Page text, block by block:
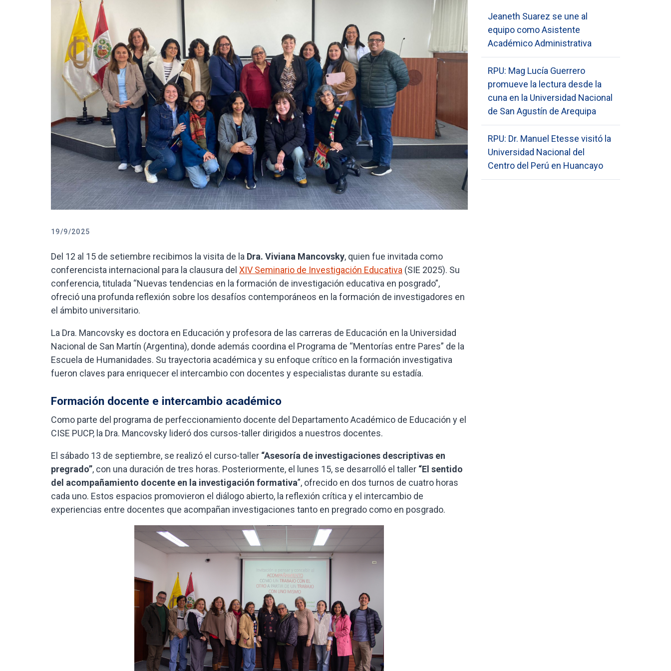
19/9/2025
Del 12 al 15 de setiembre recibimos la visita de la Dra. Viviana Mancovsky, quien fue invitada como
conferencista internacional para la clausura del XIV Seminario de Investigación Educativa (SIE 2025). Su
conferencia, titulada “Nuevas tendencias en la formación de investigación educativa en posgrado”,
ofreció una profunda reflexión sobre los desafíos contemporáneos en la formación de investigadores en
el ámbito universitario.
La Dra. Mancovsky es doctora en Educación y profesora de las carreras de Educación en la Universidad
Nacional de San Martín (Argentina), donde además coordina el Programa de “Mentorías entre Pares” de la
Escuela de Humanidades. Su trayectoria académica y su enfoque crítico en la formación investigativa
fueron claves para enriquecer el intercambio con docentes y especialistas durante su estadía.
Formación docente e intercambio académico
Como parte del programa de perfeccionamiento docente del Departamento Académico de Educación y el
CISE PUCP, la Dra. Mancovsky lideró dos cursos-taller dirigidos a nuestros docentes.
El sábado 13 de septiembre, se realizó el curso-taller “Asesoría de investigaciones descriptivas en
pregrado”, con una duración de tres horas. Posteriormente, el lunes 15, se desarrolló el taller “El sentido
del acompañamiento docente en la investigación formativa”, ofrecido en dos turnos de cuatro horas
cada uno. Estos espacios promovieron el diálogo abierto, la reflexión crítica y el intercambio de
experiencias entre docentes que acompañan investigaciones tanto en pregrado como en posgrado.
Jeaneth Suarez se une al
equipo como Asistente
Académico Administrativa
RPU: Mag Lucía Guerrero
promueve la lectura desde la
cuna en la Universidad Nacional
de San Agustín de Arequipa
RPU: Dr. Manuel Etesse visitó la
Universidad Nacional del
Centro del Perú en Huancayo